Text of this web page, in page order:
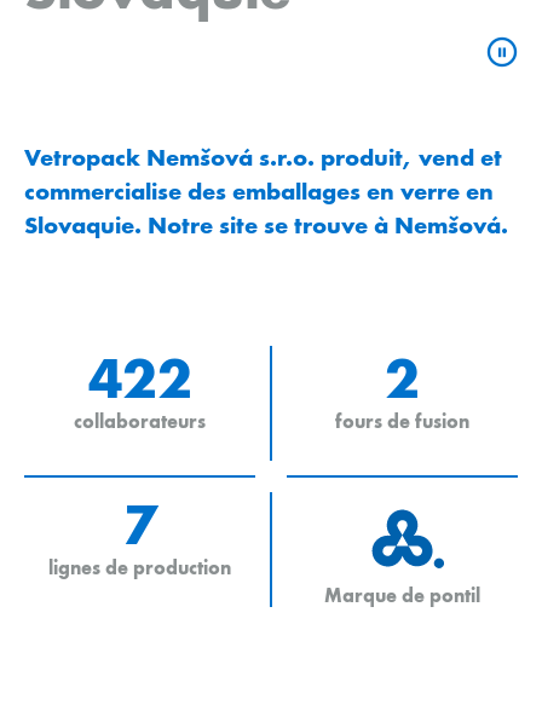
Vetropack Nemšová s.r.o. produit, vend et
commercialise des emballages en verre en
Slovaquie. Notre site se trouve à Nemšová.
422
collaborateurs
2
fours de fusion
7
lignes de production
Marque de pontil